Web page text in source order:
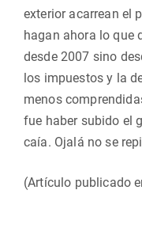
exterior acarrean el
hagan ahora lo que
desde 2007 sino
los impuestos y la
menos
fue haber subido el
caía. Ojalá no se
(Artículo publicado